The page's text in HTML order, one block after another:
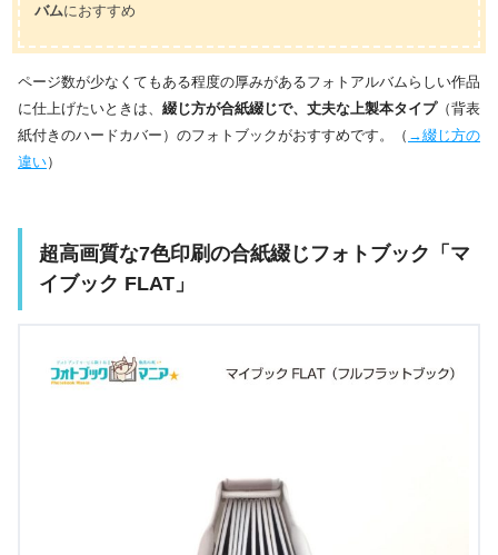
バムにおすすめ
ページ数が少なくてもある程度の厚みがあるフォトアルバムらしい作品
に仕上げたいときは、 綴じ方が合紙綴じで、丈夫な上製本タイプ（背表
紙付きのハードカバー）のフォトブックがおすすめです。（ →綴じ方の
違い）
超高画質な7色印刷の合紙綴じフォトブック「マ
イブック FLAT」